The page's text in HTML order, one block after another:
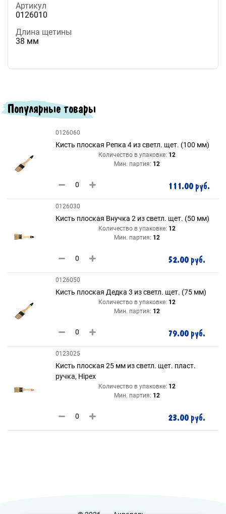
Артикул
0126010
Длина щетины
38 мм
Популярные товары
0126060
Кисть плоская Репка 4 из светл. щет. (100 мм)
Количество в упаковке: 12
Мин. партия: 12
111.00 руб.
0126030
Кисть плоская Внучка 2 из светл. щет. (50 мм)
Количество в упаковке: 12
Мин. партия: 12
52.00 руб.
0126050
Кисть плоская Дедка 3 из светл. щет. (75 мм)
Количество в упаковке: 12
Мин. партия: 12
79.00 руб.
0123025
Кисть плоская 25 мм из светл. щет. пласт.
ручка, Hipex
Количество в упаковке: 12
Мин. партия: 12
23.00 руб.